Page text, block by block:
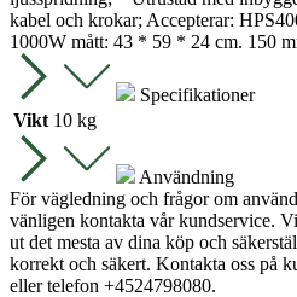
kabel och krokar; Accepterar:
1000W mått: 43 * 59 * 24 cm. 150
Specifikationer
Vikt 10 kg
Användning
För vägledning och frågor om
vänligen kontakta vår kundservice.
ut det mesta av dina köp och
korrekt och säkert. Kontakta oss på
eller telefon +4524798080.